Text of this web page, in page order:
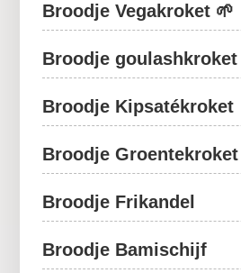
Broodje Vegakroket 🌱
Broodje goulashkroket
Broodje Kipsatékroket
Broodje Groentekroket
Broodje Frikandel
Broodje Bamischijf